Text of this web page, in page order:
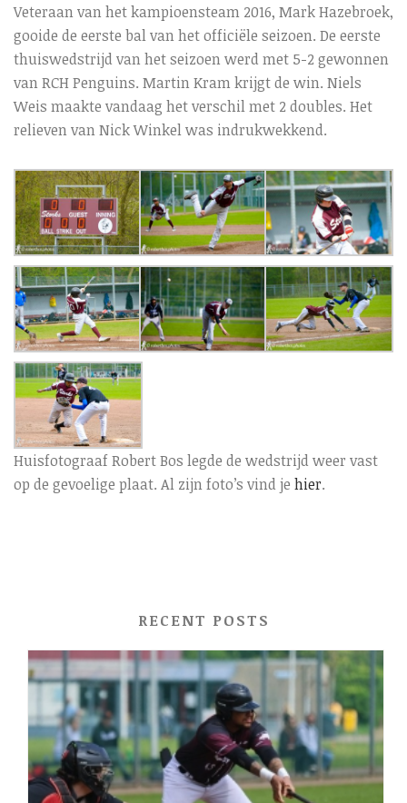
Veteraan van het kampioensteam 2016, Mark Hazebroek,
gooide de eerste bal van het officiële seizoen. De eerste
thuiswedstrijd van het seizoen werd met 5-2 gewonnen
van RCH Penguins. Martin Kram krijgt de win. Niels
Weis maakte vandaag het verschil met 2 doubles. Het
relieven van Nick Winkel was indrukwekkend.
Huisfotograaf Robert Bos legde de wedstrijd weer vast
op de gevoelige plaat. Al zijn foto’s vind je hier.
RECENT POSTS